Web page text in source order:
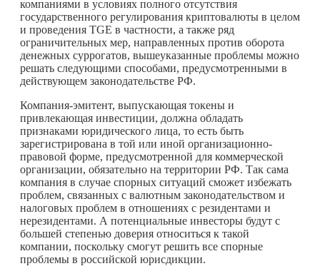
компаниями в условиях полного отсутствия
государственного регулирования криптовалюты в целом
и проведения TGE в частности, а также ряд
ограничительных мер, направленных против оборота
денежных суррогатов, вышеуказанные проблемы можно
решать следующими способами, предусмотренными в
действующем законодательстве РФ.
Компания-эмитент, выпускающая токены и
привлекающая инвестиции, должна обладать
признаками юридического лица, то есть быть
зарегистрирована в той или иной организационно-
правовой форме, предусмотренной для коммерческой
организации, обязательно на территории РФ. Так сама
компания в случае спорных ситуаций сможет избежать
проблем, связанных с валютным законодательством и
налоговых проблем в отношениях с резидентами и
нерезидентами. А потенциальные инвесторы будут с
большей степенью доверия относиться к такой
компании, поскольку смогут решить все спорные
проблемы в российской юрисдикции.